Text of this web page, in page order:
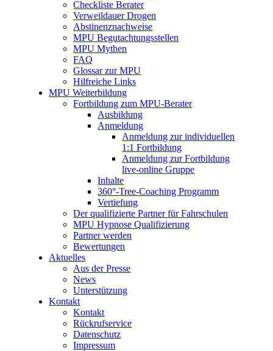
Checkliste Berater
Verweildauer Drogen
Abstinenznachweise
MPU Begutachtungsstellen
MPU Mythen
FAQ
Glossar zur MPU
Hilfreiche Links
MPU Weiterbildung
Fortbildung zum MPU-Berater
Ausbildung
Anmeldung
Anmeldung zur individuellen
1:1 Fortbildung
Anmeldung zur Fortbildung
live-online Gruppe
Inhalte
360°-Tree-Coaching Programm
Vertiefung
Der qualifizierte Partner für Fahrschulen
MPU Hypnose Qualifizierung
Partner werden
Bewertungen
Aktuelles
Aus der Presse
News
Unterstützung
Kontakt
Kontakt
Rückrufservice
Datenschutz
Impressum